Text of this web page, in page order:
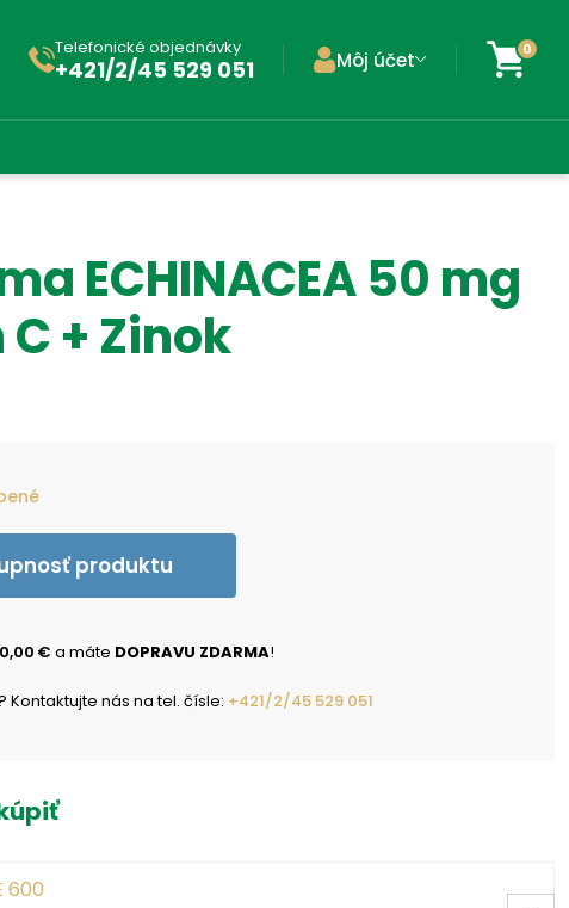
Telefonické objednávky
+421/2/45 529 051 Môj účet 0
ECHINACEA 50 mg
+ Zinok
produktu
€ a máte DOPRAVU ZDARMA!
Kontaktujte nás na tel. čísle: +421/2/45 529 051